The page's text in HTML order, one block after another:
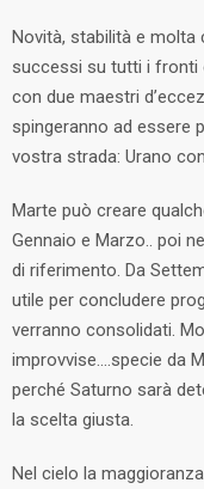
Novità, stabilità e molta
successi su tutti i fronti
con due maestri
spingeranno ad essere
vostra strada: Urano
Marte può creare
Gennaio e Marzo.. poi
di riferimento. Da
utile per concludere
verranno consolidati.
improvvise….specie da
perché Saturno sarà
la scelta giusta.
Nel cielo la